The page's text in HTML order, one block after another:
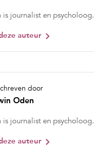
is journalist en psycholoog.
auteur
door
Oden
is journalist en psycholoog.
auteur